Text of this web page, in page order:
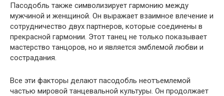
Пасодобль также символизирует гармонию между
мужчиной и женщиной. Он выражает взаимное влечение и
сотрудничество двух партнеров, которые соединены в
прекрасной гармонии. Этот танец не только показывает
мастерство танцоров, но и является эмблемой любви и
сострадания.
Все эти факторы делают пасодобль неотъемлемой
частью мировой танцевальной культуры. Он продолжает